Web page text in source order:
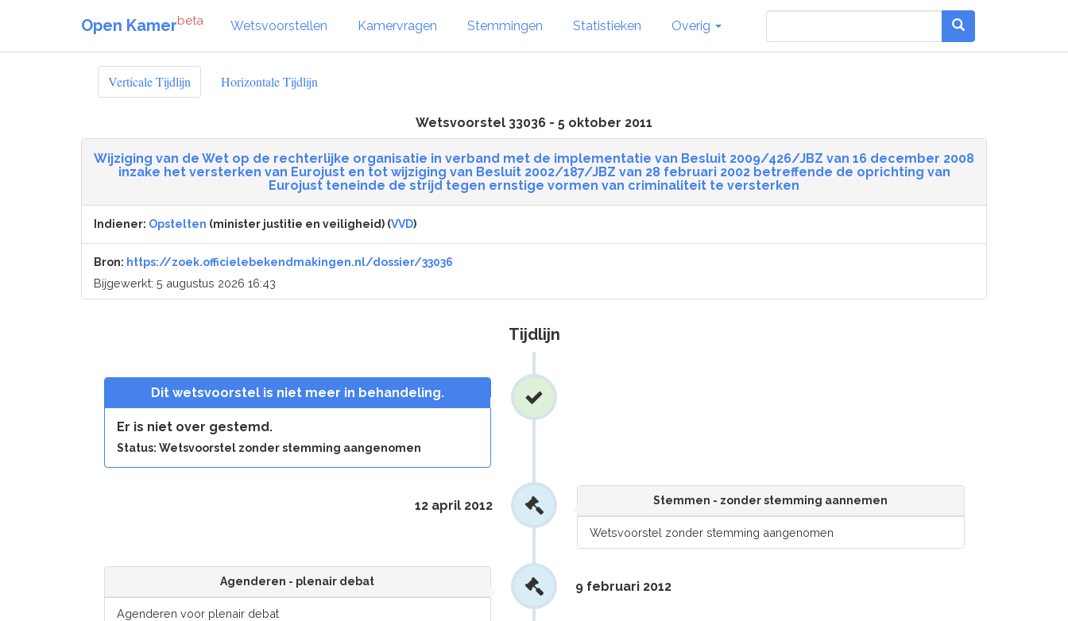
Open Kamerbeta Wetsvoorstellen Kamervragen Stemmingen Statistieken Overig
Verticale Tijdlijn Horizontale Tijdlijn
Wetsvoorstel 33036 - 5 oktober 2011
Wijziging van de Wet op de rechterlijke organisatie in verband met de implementatie van Besluit 2009/426/JBZ van 16 december 2008
inzake het versterken van Eurojust en tot wijziging van Besluit 2002/187/JBZ van 28 februari 2002 betreffende de oprichting van
Eurojust teneinde de strijd tegen ernstige vormen van criminaliteit te versterken
Indiener: Opstelten (minister justitie en veiligheid) (VVD)
Bron: https://zoek.officielebekendmakingen.nl/dossier/33036
Bijgewerkt: 5 augustus 2026 16:43
Tijdlijn
Dit wetsvoorstel is niet meer in behandeling.
Er is niet over gestemd.
Status: Wetsvoorstel zonder stemming aangenomen
Stemmen - zonder stemming aannemen
Wetsvoorstel zonder stemming aangenomen
12 april 2012
Agenderen - plenair debat
Agenderen voor plenair debat
9 februari 2012